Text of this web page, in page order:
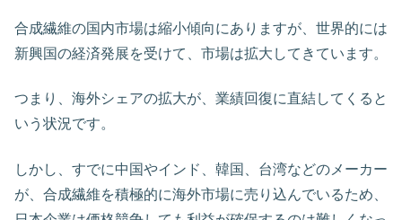
合成繊維の国内市場は縮小傾向にありますが、世界的には
新興国の経済発展を受けて、市場は拡大してきています。
つまり、海外シェアの拡大が、業績回復に直結してくると
いう状況です。
しかし、すでに中国やインド、韓国、台湾などのメーカー
が、合成繊維を積極的に海外市場に売り込んでいるため、